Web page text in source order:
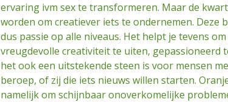
ervaring ivm sex te transformeren. Maar de
worden om creatiever iets te ondernemen. Deze
dus passie op alle niveaus. Het helpt je tevens
vreugdevolle creativiteit te uiten, gepassioneerd
het ook een uitstekende steen is voor mensen
beroep, of zij die iets nieuws willen starten.
namelijk om schijnbaar onoverkomelijke